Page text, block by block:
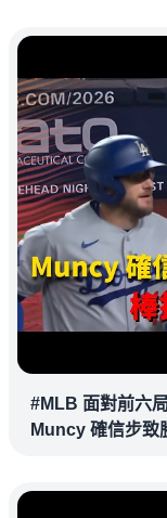
#MLB 面對前六
Muncy 確信步致